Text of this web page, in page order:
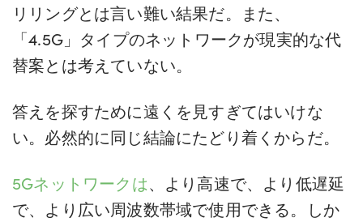
リリングとは言い難い結果だ。また、
「4.5G」タイプのネットワークが現実的な代
替案とは考えていない。
答えを探すために遠くを見すぎてはいけな
い。必然的に同じ結論にたどり着くからだ。
5Gネットワークは、より高速で、より低遅延
で、より広い周波数帯域で使用できる。しか